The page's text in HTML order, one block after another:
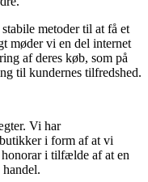
metoder til at få et
møder vi en del internet
af deres køb, som på
til kundernes tilfredshed.
Vi har
i form af at vi
i tilfælde af at en